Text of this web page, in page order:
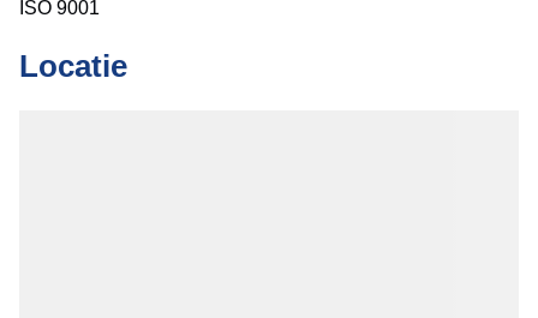
ISO 9001
Locatie